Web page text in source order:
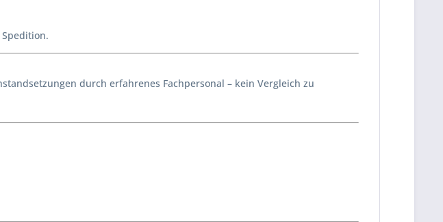
durch erfahrenes Fachpersonal – kein Vergleich zu